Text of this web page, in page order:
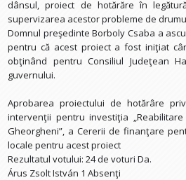
dânsul, proiect de hotărăre în
supervizarea acestor probleme de
Domnul preşedinte Borboly Csaba a
pentru că acest proiect a fost iniţiat
obţinând pentru Consiliul Judeţean
guvernului.
Aprobarea proiectului de hotărâre
intervenţii pentru investiţia „Reabilitare
Gheorgheni”, a Cererii de finanţare
locale pentru acest proiect
Rezultatul votului: 24 de voturi Da.
Árus Zsolt István 1 Absenţi